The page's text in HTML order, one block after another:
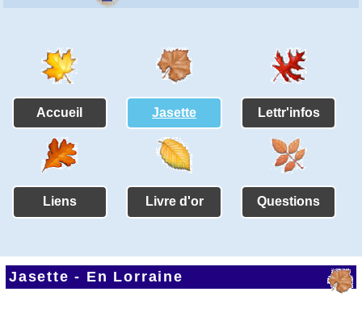
Accueil Jasette Lettr'infos
Liens Livre d'or Questions
Jasette - En Lorraine